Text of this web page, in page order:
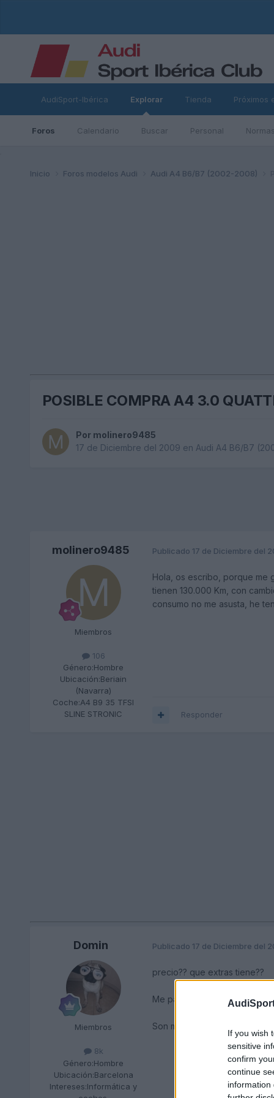
If you wish
sensitive
confirm
continue
information
AudiSport-Ibérica Explorar
Foros Calendario Buscar Personal
Tienda Próximos
Inicio Foros modelos Audi Audi A4 B6/B7 (2002-2008)
POSIBLE COMPRA A4 3.0
Por molinero9485
17 de Diciembre del 2009 en Audi A4 B6/B7
molinero9485
Miembros
106
Género:Hombre
Ubicación:Beriain
(Navarra)
Coche:A4 B9 35 TFSI
SLINE STRONIC
Publicado 17 de Diciembre del
Hola, os escribo, porque me
tienen 130.000 Km, con
consumo no me asusta, he
Responder
Domin
Miembros
8k
Género:Hombre
Ubicación:Barcelona
Intereses:Informática y
Publicado 17 de Diciembre del
precio?? que extras tiene??
Me parece un MOTORAZO...
Son maquinas de tragar km.